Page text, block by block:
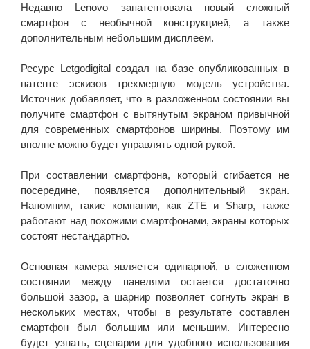
Недавно Lenovo запатентовала новый сложный
смартфон с необычной конструкцией, а также
дополнительным небольшим дисплеем.
Ресурс Letgodigital создал на базе опубликованных в
патенте эскизов трехмерную модель устройства.
Источник добавляет, что в разложенном состоянии вы
получите смартфон с вытянутым экраном привычной
для современных смартфонов ширины. Поэтому им
вполне можно будет управлять одной рукой.
При составлении смартфона, который сгибается не
посередине, появляется дополнительный экран.
Напомним, такие компании, как ZTE и Sharp, также
работают над похожими смартфонами, экраны которых
состоят нестандартно.
Основная камера является одинарной, в сложенном
состоянии между панелями остается достаточно
большой зазор, а шарнир позволяет согнуть экран в
нескольких местах, чтобы в результате составлен
смартфон был большим или меньшим. Интересно
будет узнать, сценарии для удобного использования